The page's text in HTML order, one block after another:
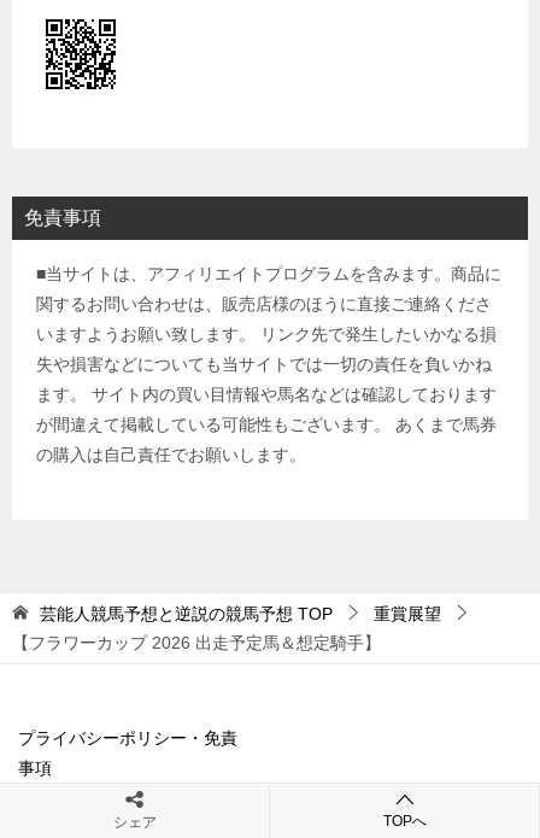
免責事項
■当サイトは、アフィリエイトプログラムを含みます。商品に
関するお問い合わせは、販売店様のほうに直接ご連絡くださ
いますようお願い致します。 リンク先で発生したいかなる損
失や損害などについても当サイトでは一切の責任を負いかね
ます。 サイト内の買い目情報や馬名などは確認しております
が間違えて掲載している可能性もございます。 あくまで馬券
の購入は自己責任でお願いします。
芸能人競馬予想と逆説の競馬予想 TOP
重賞展望
【フラワーカップ 2026 出走予定馬＆想定騎手】
プライバシーポリシー・免責
事項
シェア TOPへ